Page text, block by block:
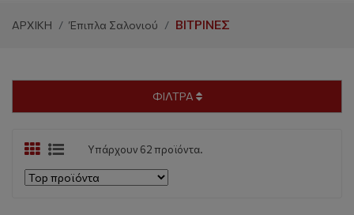
ΑΡΧΙΚΗ Έπιπλα Σαλονιού ΒΙΤΡΊΝΕΣ
ΦΙΛΤΡΑ
Υπάρχουν 62 προϊόντα.